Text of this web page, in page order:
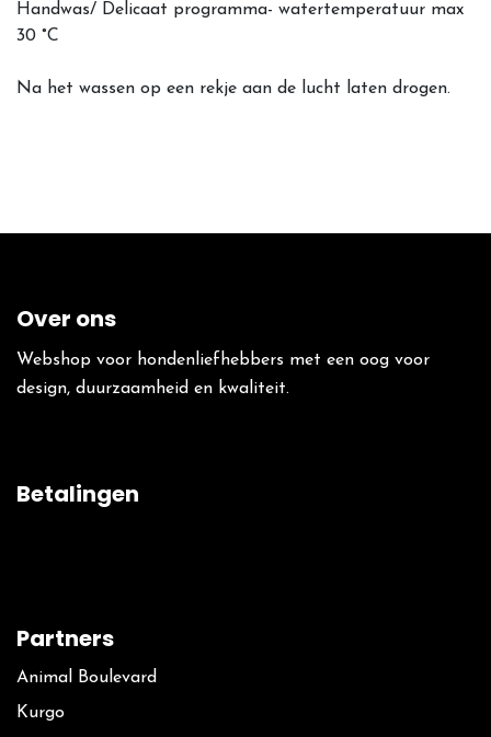
Handwas/ Delicaat programma- watertemperatuur max
30 °C
Na het wassen op een rekje aan de lucht laten drogen.
Over ons
Webshop voor hondenliefhebbers met een oog voor
design, duurzaamheid en kwaliteit.
Betalingen
Partners
Animal Boulevard
Kurgo